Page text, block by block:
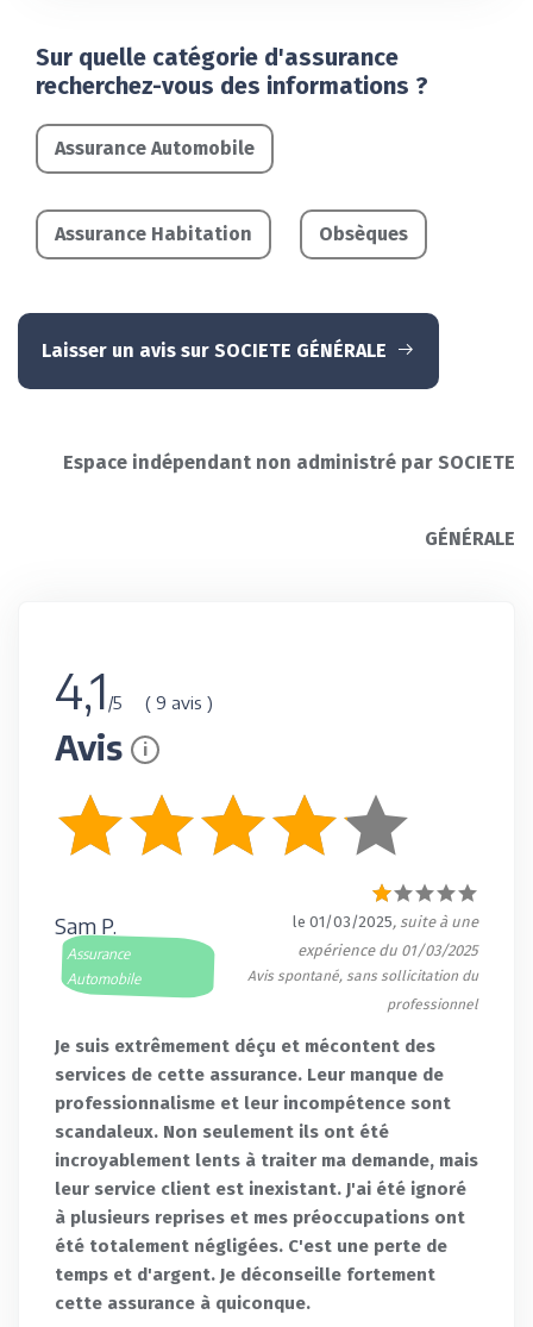
Sur quelle catégorie d'assurance
recherchez-vous des informations ?
Assurance Automobile
Assurance Habitation Obsèques
Laisser un avis sur SOCIETE GÉNÉRALE
Espace indépendant non administré par SOCIETE
GÉNÉRALE
4,1 /5 ( 9 avis )
Avis i
Sam P.
Assurance
Automobile
le 01/03/2025, suite à une
expérience du 01/03/2025
Avis spontané, sans sollicitation du
professionnel
Je suis extrêmement déçu et mécontent des
services de cette assurance. Leur manque de
professionnalisme et leur incompétence sont
scandaleux. Non seulement ils ont été
incroyablement lents à traiter ma demande, mais
leur service client est inexistant. J'ai été ignoré
à plusieurs reprises et mes préoccupations ont
été totalement négligées. C'est une perte de
temps et d'argent. Je déconseille fortement
cette assurance à quiconque.